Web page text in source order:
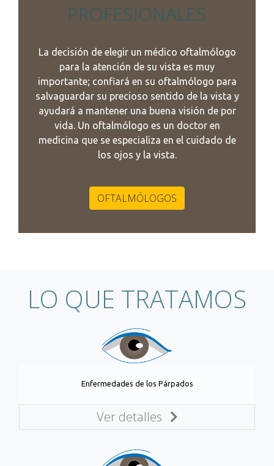
PROFESIONALES
La decisión de elegir un médico oftalmólogo
para la atención de su vista es muy
importante; confiará en su oftalmólogo para
salvaguardar su precioso sentido de la vista y
ayudará a mantener una buena visión de por
vida. Un oftalmólogo es un doctor en
medicina que se especializa en el cuidado de
los ojos y la vista.
OFTALMÓLOGOS
LO QUE TRATAMOS
Enfermedades de los Párpados
Ver detalles